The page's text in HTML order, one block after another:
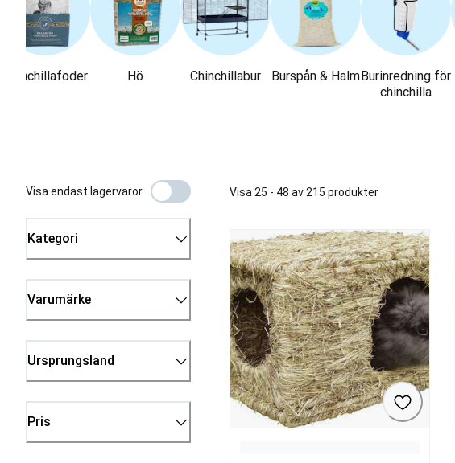
Chinchillafoder Hö Chinchillabur Burspån & HalmBurinredning för
chinchilla
Visa endast lagervaror
Kategori
Varumärke
Ursprungsland
Pris
Visa 25 - 48 av 215 produkter